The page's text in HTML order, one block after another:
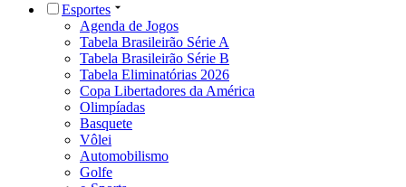
Esportes
Agenda de Jogos
Tabela Brasileirão Série A
Tabela Brasileirão Série B
Tabela Eliminatórias 2026
Copa Libertadores da América
Olimpíadas
Basquete
Vôlei
Automobilismo
Golfe